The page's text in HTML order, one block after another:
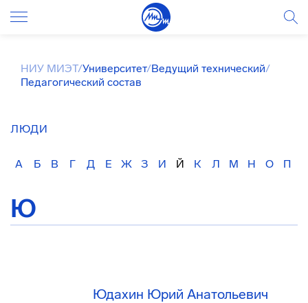
НИУ МИЭТ/Университет/Ведущий технический/
Педагогический состав
ЛЮДИ
А Б В Г Д Е Ж З И Й К Л М Н О П
Ю
Юдахин Юрий Анатольевич